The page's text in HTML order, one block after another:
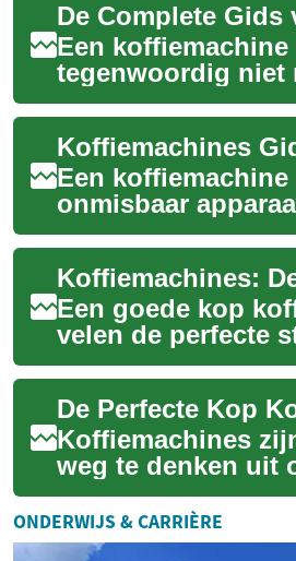
Een koffiemachine
tegenwoordig niet
te denken uit de
huishoudens. Of
van een sterk...
Een koffiemachine
onmisbaar
Nederlandse
u dagelijks een
espresso, een...
Een goede kop
velen de perfecte
dag. Met de juiste
koffiemachine
op kanto...
Koffiemachines
weg te denken uit
keukens en
technologische
hebben de mani...
ONDERWIJS & CARRIÈRE